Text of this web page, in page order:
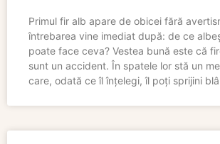
Primul fir alb apare de obicei fără
întrebarea vine imediat după: de ce
poate face ceva? Vestea bună este că
sunt un accident. În spatele lor stă un
care, odată ce îl înțelegi, îl poți sprijini